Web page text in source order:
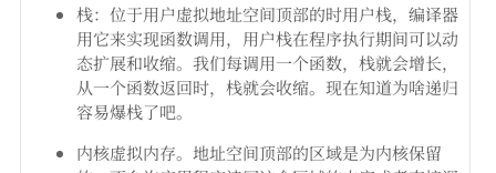
栈：位于用户虚拟地址空间顶部的时用户栈，编译器
用它来实现函数调用，用户栈在程序执行期间可以动
态扩展和收缩。我们每调用一个函数，栈就会增长，
从一个函数返回时，栈就会收缩。现在知道为啥递归
容易爆栈了吧。
内核虚拟内存。地址空间顶部的区域是为内核保留